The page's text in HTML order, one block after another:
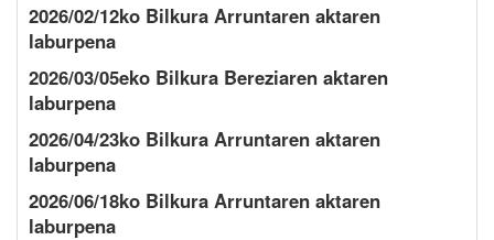
2026/02/12ko Bilkura Arruntaren aktaren
laburpena
2026/03/05eko Bilkura Bereziaren aktaren
laburpena
2026/04/23ko Bilkura Arruntaren aktaren
laburpena
2026/06/18ko Bilkura Arruntaren aktaren
laburpena